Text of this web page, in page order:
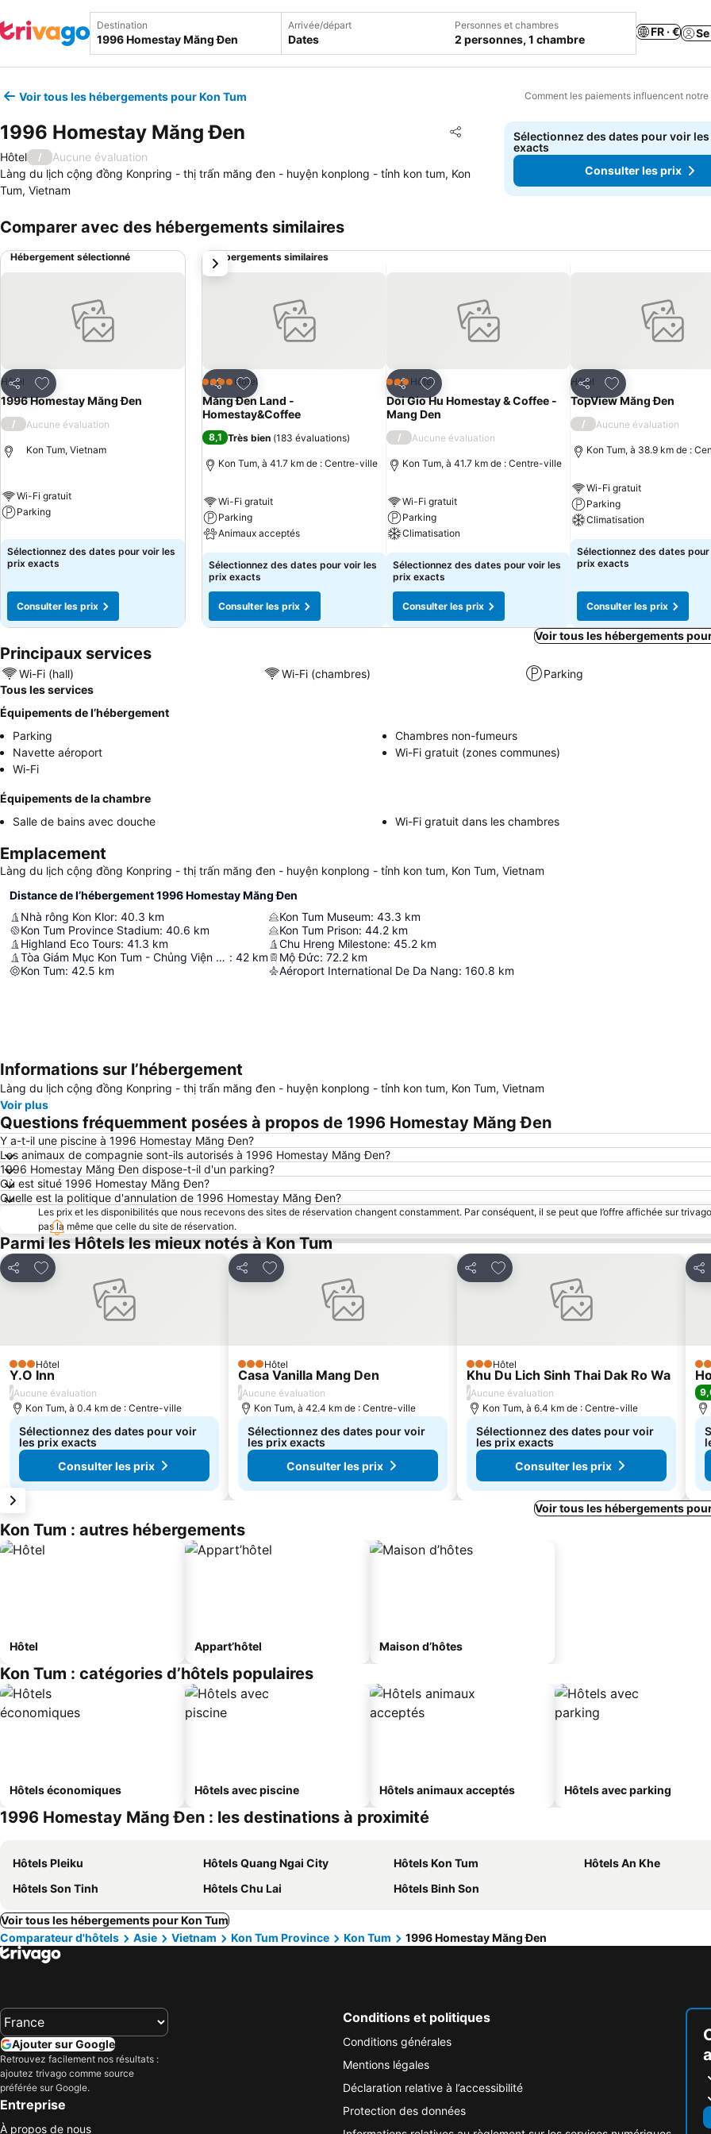
Destination Arrivée/départ
Dates
Personnes et chambres
2 personnes, 1 chambre
FR · €
Voir tous les hébergements pour Kon Tum Comment les paiements influencent
1996 Homestay Măng Đen Partager
Ajouter à mes favoris
Hôtel /
Aucune évaluation
Làng du lịch cộng đồng Konpring - thị trấn măng đen - huyện konplong - tỉnh kon tum, Kon
Tum, Vietnam
Sélectionnez des dates pour voir
exacts
Consulter les prix
Comparer avec des hébergements similaires
Hébergement sélectionné
Partager
Ajouter à mes favoris
Hôtel
1996 Homestay Măng Đen
/ Aucune évaluation
Kon Tum, Vietnam
Wi-Fi gratuit
Parking
Sélectionnez des dates pour voir les
prix exacts
Consulter les prix
Hébergements similaires
Partager
Ajouter à mes favoris
4 ÉtoilesHôtel
Măng Đen Land -
Homestay&Coffee
8,1 Très bien (183 évaluations)
Kon Tum, à 41.7 km de : Centre-ville
Wi-Fi gratuit
Parking
Animaux acceptés
Sélectionnez des dates pour voir les
prix exacts
Consulter les prix
Partager
Ajouter à mes favoris
3 ÉtoilesHôtel
Doi Gio Hu Homestay & Coffee -
Mang Den
/ Aucune évaluation
Kon Tum, à 41.7 km de : Centre-ville
Wi-Fi gratuit
Parking
Climatisation
Sélectionnez des dates pour voir les
prix exacts
Consulter les prix
Partager
Ajouter à mes
Hôtel
TopView Măng Đen
/ Aucune évaluation
Kon Tum, à 38.9 km de :
Wi-Fi gratuit
Parking
Climatisation
Sélectionnez des dates pour
prix exacts
Consulter les prix
suivant
Voir tous les hébergements
Principaux services
Wi-Fi (hall) Wi-Fi (chambres)
Parking
Tous les services
Équipements de l’hébergement
Parking
Chambres non-fumeurs
Navette aéroport
Wi-Fi gratuit (zones communes)
Wi-Fi
Équipements de la chambre
Salle de bains avec douche
Wi-Fi gratuit dans les chambres
Emplacement
Làng du lịch cộng đồng Konpring - thị trấn măng đen - huyện konplong - tỉnh kon tum, Kon Tum, Vietnam
Distance de l’hébergement 1996 Homestay Măng Đen
Nhà rông Kon Klor: 40.3 km
Kon Tum Province Stadium: 40.6 km
Highland Eco Tours: 41.3 km
Tòa Giám Mục Kon Tum - Chủng Viện Thừa Sai : 42 km
Kon Tum: 42.5 km
Kon Tum Museum: 43.3 km
Kon Tum Prison: 44.2 km
Chu Hreng Milestone: 45.2 km
Mộ Đức: 72.2 km
Aéroport International De Da Nang: 160.8 km
Informations sur l’hébergement
Làng du lịch cộng đồng Konpring - thị trấn măng đen - huyện konplong - tỉnh kon tum, Kon Tum, Vietnam
Voir plus
Questions fréquemment posées à propos de 1996 Homestay Măng Đen
Y a-t-il une piscine à 1996 Homestay Măng Đen?
Les animaux de compagnie sont-ils autorisés à 1996 Homestay Măng Đen?
1996 Homestay Măng Đen dispose-t-il d'un parking?
Où est situé 1996 Homestay Măng Đen?
Quelle est la politique d'annulation de 1996 Homestay Măng Đen?
Les prix et les disponibilités que nous recevons des sites de réservation changent constamment. Par conséquent, il se peut que l’offre affichée sur
pas la même que celle du site de réservation.
Parmi les Hôtels les mieux notés à Kon Tum
Partager
Ajouter à mes favoris
3 Étoiles
Hôtel
Y.O Inn
/Aucune évaluation
Kon Tum, à 0.4 km de : Centre-ville
Sélectionnez des dates pour voir
les prix exacts
Consulter les prix
Partager
Ajouter à mes favoris
3 Étoiles
Hôtel
Casa Vanilla Mang Den
/Aucune évaluation
Kon Tum, à 42.4 km de : Centre-ville
Sélectionnez des dates pour voir
les prix exacts
Consulter les prix
Partager
Ajouter à mes favoris
3 Étoiles
Hôtel
Khu Du Lich Sinh Thai Dak Ro Wa
/Aucune évaluation
Kon Tum, à 6.4 km de : Centre-ville
Sélectionnez des dates pour voir
les prix exacts
Consulter les prix
3
Voir tous les hébergements
Kon Tum : autres hébergements
Hôtel Appart’hôtel Maison d’hôtes
Kon Tum : catégories d’hôtels populaires
Hôtels économiques Hôtels avec piscine Hôtels animaux acceptés Hôtels avec parking
1996 Homestay Măng Đen : les destinations à proximité
Hôtels Pleiku Hôtels Quang Ngai City Hôtels Kon Tum
Hôtels An Khe
Hôtels Son Tinh
Hôtels Chu Lai Hôtels Binh Son
Voir tous les hébergements pour Kon Tum
Comparateur d'hôtels
Asie Vietnam Kon Tum Province Kon Tum 1996 Homestay Măng Đen
Ajouter sur Google
Retrouvez facilement nos résultats :
ajoutez trivago comme source
préférée sur Google.
Entreprise
À propos de nous
Conditions et politiques
Conditions générales
Mentions légales
Déclaration relative à l’accessibilité
Protection des données